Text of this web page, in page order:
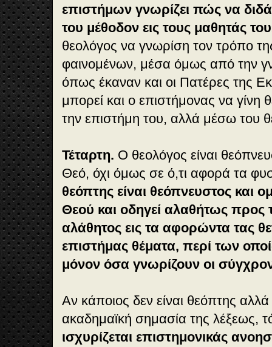
επιστήμων γνωρίζει πώς να
του μέθοδον εις τους μαθητάς του
θεολόγος να γνωρίση τον τρόπο
φαινομένων, μέσα όμως από την
όπως έκαναν και οι Πατέρες της
μπορεί και ο επιστήμονας να γίνη
την επιστήμη του, αλλά μέσω του
Τέταρτη. Ο θεολόγος είναι
Θεό, όχι όμως σε ό,τι αφορά τα
θεόπτης είναι θεόπνευστος και
Θεού και οδηγεί αλαθήτως προς
αλάθητος εις τα αφορώντα τας
επιστήμας θέματα, περί των
μόνον όσα γνωρίζουν οι
Αν κάποιος δεν είναι θεόπτης
ακαδημαϊκή σημασία της λέξεως,
ισχυρίζεται επιστημονικάς